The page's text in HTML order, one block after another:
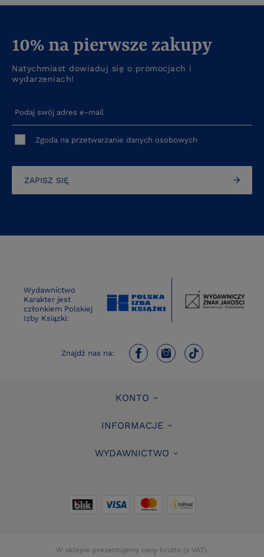
10% na pierwsze zakupy
Natychmiast dowiaduj się o promocjach i
wydarzeniach!
Podaj swój adres e-mail
Zgoda na przetwarzanie danych osobowych
ZAPISZ SIĘ
Wydawnictwo
Karakter jest
członkiem Polskiej
Izby Ksiązki:
Znajdź nas na:
KONTO
INFORMACJE
WYDAWNICTWO
W sklepie prezentujemy ceny brutto (z VAT).